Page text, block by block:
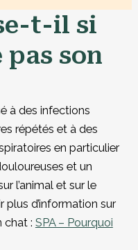
t-il si
pas son
à des infections
répétés et à des
en particulier
et un
l’animal et sur le
plus d’information sur
chat : SPA – Pourquoi